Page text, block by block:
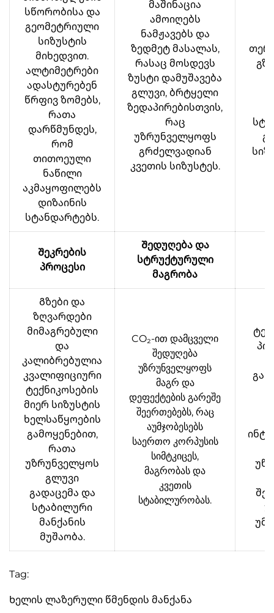
სწორობისა და
გეომეტრიული
სიზუსტის
მიხედვით.
ალტიმეტრები
ადასტურებენ
წრფივ ზომებს,
რათა
დარწმუნდეს,
რომ
თითოეული
ნაწილი
აკმაყოფილებს
დიზაინის
სტანდარტებს.
მაშინაცია
ამოიღებს
ნამჟავებს და
ზედმეტ მასალას,
რასაც მოსდევს
ზუსტი დამუშავება
გლუვი, ბრტყელი
ზედაპირებისთვის,
რაც
უზრუნველყოფს
გრძელვადიან
კვეთის სიზუსტეს.
Შეკრების
პროცესი
Შედუღება და
სტრუქტურული
მაგრობა
Გზები და
ზღვარდები
მიმაგრებული
და
კალიბრებულია
კვალიფიციური
ტექნიკოსების
მიერ სიზუსტის
ხელსაწყოების
გამოყენებით,
რათა
უზრუნველყოს
გლუვი
გადაცემა და
სტაბილური
მანქანის
მუშაობა.
CO₂-ით დამცველი
შედუღება
უზრუნველყოფს
მაგრ და
დეფექტების გარეშე
შეერთებებს, რაც
აუმჯობესებს
საერთო კორპუსის
სიმტკიცეს,
მაგრობას და
კვეთის
სტაბილურობას.
Tag:
Ხელის ლაზერული წმენდის მანქანა